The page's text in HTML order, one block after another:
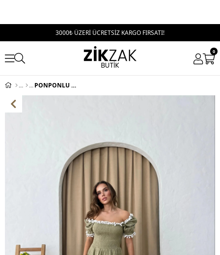
3000₺ ÜZERİ ÜCRETSİZ KARGO FIRSATI!
0
PONPONLU GİPELİ KETEN UZUN ELBİSE HAKİ